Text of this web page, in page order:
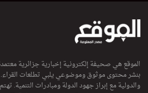
الموقع هي صحيفة إلكترونية إخبارية جزائرية
بنشر محتوى موثوق وموضوعي يلبي تطلعات القراء.
والدولية مع إبراز جهود الدولة ومبادرات التنمية.